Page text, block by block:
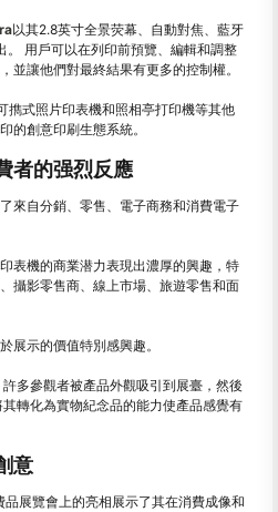
以其2.8英寸全景荧幕、自動對焦、藍牙
。 用戶可以在列印前預覽、編輯和調整
並讓他們對最終結果有更多的控制權。
擕式照片印表機和照相亭打印機等其他
的創意印刷生態系統。
者的强烈反應
來自分銷、零售、電子商務和消費電子
表機的商業潜力表現出濃厚的興趣，特
攝影零售商、線上市場、旅遊零售和面
展示的價值特別感興趣。
多參觀者被產品外觀吸引到展臺，然後
轉化為實物紀念品的能力使產品感覺有
意
展覽會上的亮相展示了其在消費成像和